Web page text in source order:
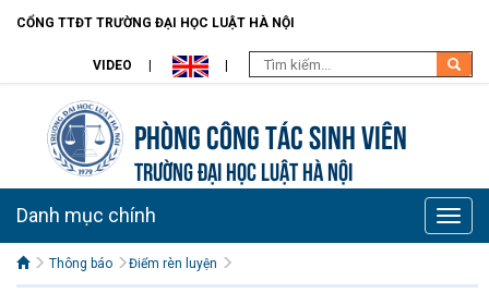
CỔNG TTĐT TRƯỜNG ĐẠI HỌC LUẬT HÀ NỘI
VIDEO
Phòng Công tác sinh viên
TRƯỜNG ĐẠI HỌC LUẬT HÀ NỘI
Toggle
Danh mục chính
Thông báo Điểm rèn luyện